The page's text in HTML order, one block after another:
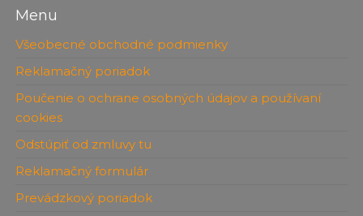
Menu
Všeobecné obchodné podmienky
Reklamačný poriadok
Poučenie o ochrane osobných údajov a používaní
cookies
Odstúpiť od zmluvy tu
Reklamačný formulár
Prevádzkový poriadok